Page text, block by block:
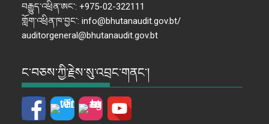
བརྒྱུད་འཕྲིན་ཨང་: +975-02-322111
གློག་འཕྲིན་ཁ་བྱང་: info@bhutanaudit.gov.bt/
auditorgeneral@bhutanaudit.gov.bt
ང་བཅས་ཀྱི་རྗེས་སུ་འབྲང་གནང་།